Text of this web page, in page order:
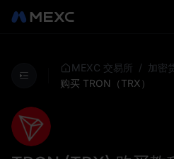
MEXC 交易所 / 加密
购买 TRON（TRX）